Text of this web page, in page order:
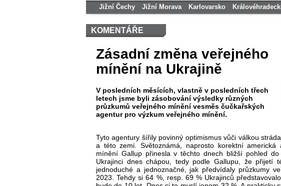
Jižní Čechy Jižní Morava Karlovarsko
KOMENTÁŘE
Zásadní změna veřejného
mínění na Ukrajině
V posledních měsících, vlastně v posledních třech
letech jsme byli zásobování výsledky různých
průzkumů veřejného mínění vesměs čučkařských
agentur pro výzkum veřejného mínění.
Tyto agentury šířily povinný optimismus vůči válkou
a této zemi. Světoznámá, naprosto korektní americká
mínění Gallup přinesla v těchto dnech bližší pohled do
Ukrajinci dnes chápou, tedy podle Gallupu, že přijetí
jednoduché a jednoznačné, jak předvídaly průzkumy
2023. Tehdy si 64 %, resp. 69 % Ukrajinců